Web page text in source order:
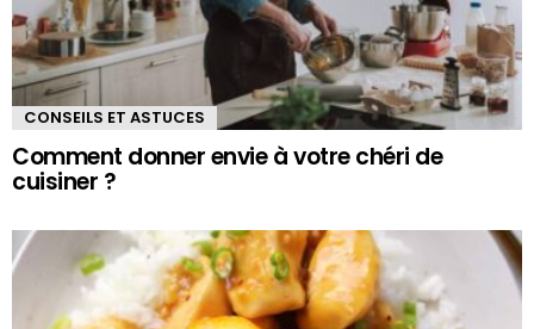
CONSEILS ET ASTUCES
Comment donner envie à votre chéri de
cuisiner ?